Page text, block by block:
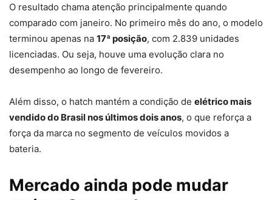
O resultado chama atenção principalmente quando
comparado com janeiro. No primeiro mês do ano, o modelo
terminou apenas na 17ª posição, com 2.839 unidades
licenciadas. Ou seja, houve uma evolução clara no
desempenho ao longo de fevereiro.
Além disso, o hatch mantém a condição de elétrico mais
vendido do Brasil nos últimos dois anos, o que reforça a
força da marca no segmento de veículos movidos a
bateria.
Mercado ainda pode mudar